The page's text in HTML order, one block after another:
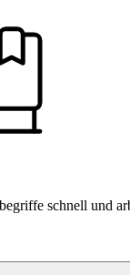
schnell und